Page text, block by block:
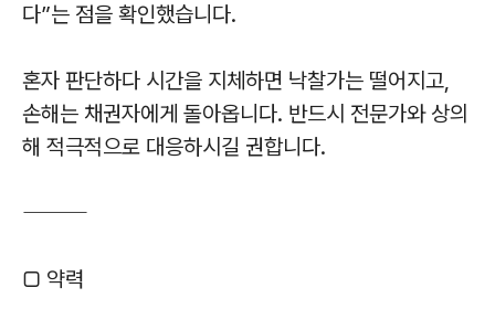
다”는 점을 확인했습니다.
혼자 판단하다 시간을 지체하면 낙찰가는 떨어지고,
손해는 채권자에게 돌아옵니다. 반드시 전문가와 상의
해 적극적으로 대응하시길 권합니다.
⸻
□ 약력